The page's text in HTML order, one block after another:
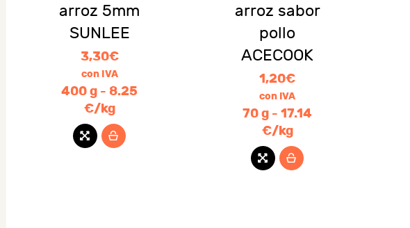
arroz 5mm
SUNLEE
3,30€
con IVA
400 g - 8.25
€/kg
arroz sabor
pollo
ACECOOK
1,20€
con IVA
70 g - 17.14
€/kg